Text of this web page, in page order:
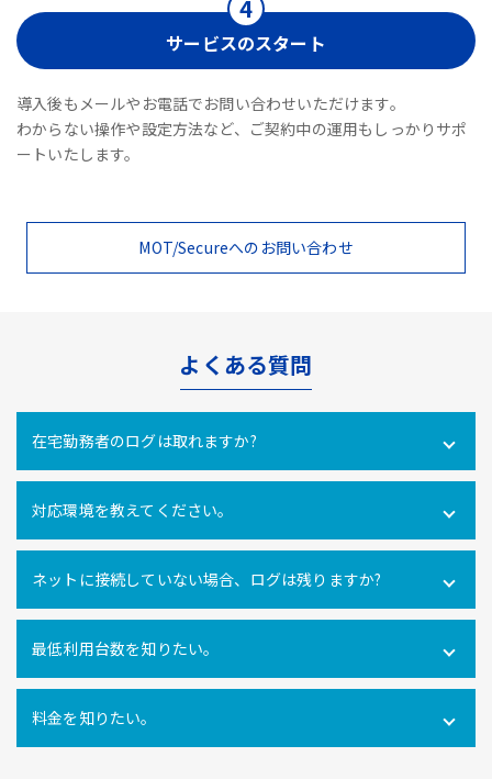
サービスのスタート
導入後もメールやお電話でお問い合わせいただけます。
わからない操作や設定方法など、ご契約中の運用もしっかりサポ
ートいたします。
MOT/Secureへのお問い合わせ
よくある質問
在宅勤務者のログは取れますか?
可能です。社内だけでなく社外にあるPCの操作ログを取得
できます。
対応環境を教えてください。
Windows10・11 全エディション macOS 11(Big Sur)、
12(Monterey)、13(Ventura) ※Macクライアントでは、PC
利用時間ログ（PC利用開始・終了、無操作時間）のみの対
ネットに接続していない場合、ログは残りますか?
インターネットに接続できない環境でのパソコン利用も利
用ログをパソコン内に一時的に蓄積し、インターネットへ
の再接続時に遡ってパソコン利用ログを管理サーバにアッ
刻を行うことができます。
最低利用台数を知りたい。
10ライセンス以上からご利用いただけます。
料金を知りたい。